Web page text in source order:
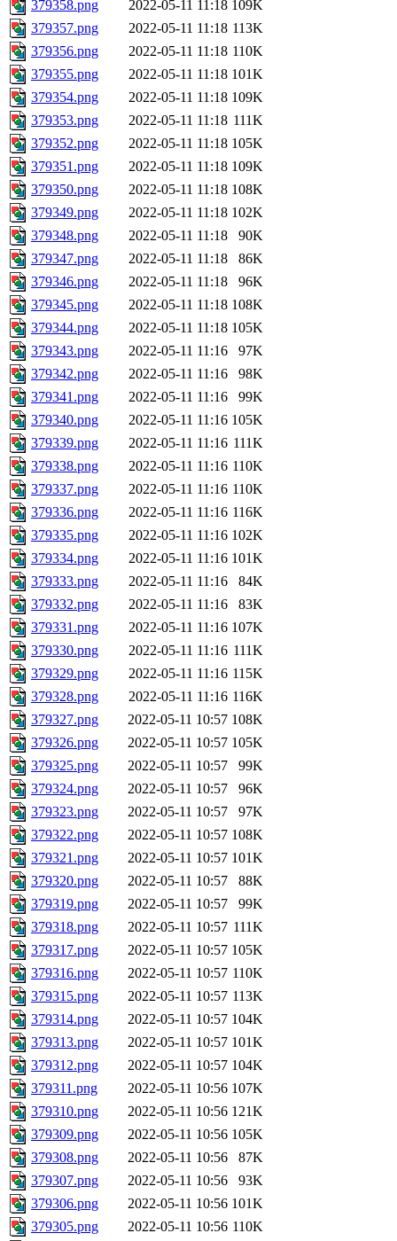
379358.png 2022-05-11 11:18 109K
379357.png
2022-05-11 11:18 113K
379356.png
2022-05-11 11:18 110K
379355.png
2022-05-11 11:18 101K
379354.png
2022-05-11 11:18 109K
379353.png
2022-05-11 11:18 111K
379352.png
2022-05-11 11:18 105K
379351.png
2022-05-11 11:18 109K
379350.png
2022-05-11 11:18 108K
379349.png
2022-05-11 11:18 102K
379348.png
2022-05-11 11:18
90K
379347.png
2022-05-11 11:18
86K
379346.png
2022-05-11 11:18
96K
379345.png
2022-05-11 11:18 108K
379344.png
2022-05-11 11:18 105K
379343.png
2022-05-11 11:16
97K
379342.png
2022-05-11 11:16
98K
379341.png
2022-05-11 11:16
99K
379340.png
2022-05-11 11:16 105K
379339.png
2022-05-11 11:16 111K
379338.png
2022-05-11 11:16 110K
379337.png
2022-05-11 11:16 110K
379336.png
2022-05-11 11:16 116K
379335.png
2022-05-11 11:16 102K
379334.png
2022-05-11 11:16 101K
379333.png
2022-05-11 11:16
84K
379332.png
2022-05-11 11:16
83K
379331.png
2022-05-11 11:16 107K
379330.png
2022-05-11 11:16 111K
379329.png
2022-05-11 11:16 115K
379328.png
2022-05-11 11:16 116K
379327.png
2022-05-11 10:57 108K
379326.png
2022-05-11 10:57 105K
379325.png
2022-05-11 10:57
99K
379324.png
2022-05-11 10:57
96K
379323.png
2022-05-11 10:57
97K
379322.png
2022-05-11 10:57 108K
379321.png
2022-05-11 10:57 101K
379320.png
2022-05-11 10:57
88K
379319.png
2022-05-11 10:57
99K
379318.png
2022-05-11 10:57 111K
379317.png
2022-05-11 10:57 105K
379316.png
2022-05-11 10:57 110K
379315.png
2022-05-11 10:57 113K
379314.png
2022-05-11 10:57 104K
379313.png
2022-05-11 10:57 101K
379312.png
2022-05-11 10:57 104K
379311.png
2022-05-11 10:56 107K
379310.png
2022-05-11 10:56 121K
379309.png
2022-05-11 10:56 105K
379308.png
2022-05-11 10:56
87K
379307.png
2022-05-11 10:56
93K
379306.png
2022-05-11 10:56 101K
379305.png
2022-05-11 10:56 110K